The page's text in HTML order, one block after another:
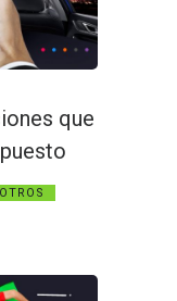
que